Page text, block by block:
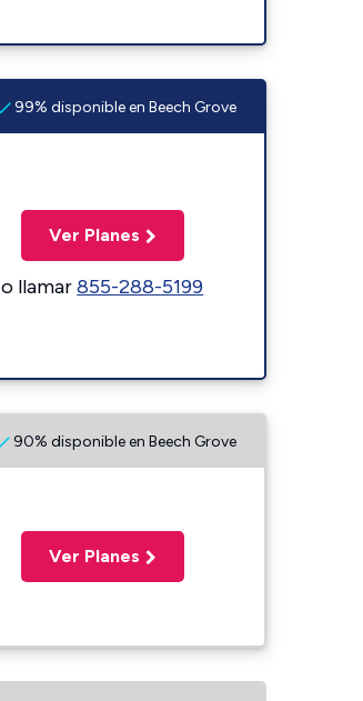
99% disponible en Beech Grove
Ver Planes
o llamar855-288-5199
90% disponible en Beech Grove
Ver Planes